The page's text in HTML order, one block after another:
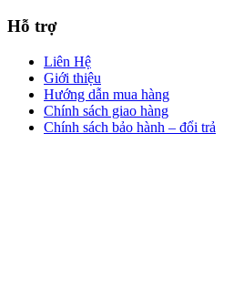
Hỗ trợ
Liên Hệ
Giới thiệu
Hướng dẫn mua hàng
Chính sách giao hàng
Chính sách bảo hành – đổi trả